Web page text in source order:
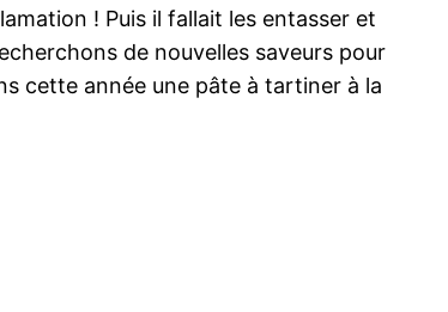
! Puis il fallait les entasser et
de nouvelles saveurs pour
cette année une pâte à tartiner à la